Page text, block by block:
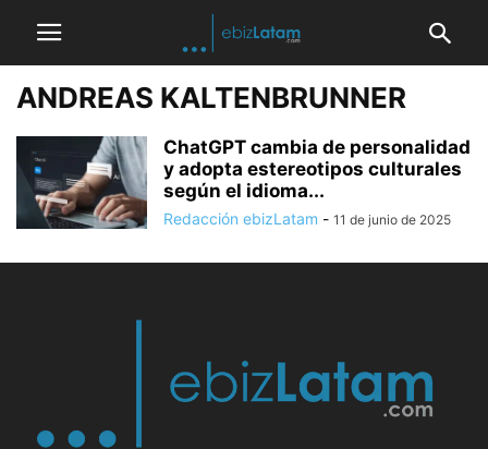
ANDREAS KALTENBRUNNER
ChatGPT cambia de personalidad
y adopta estereotipos culturales
según el idioma...
Redacción ebizLatam - 11 de junio de 2025